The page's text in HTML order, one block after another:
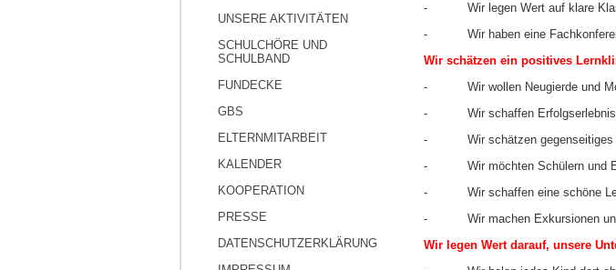
UNSERE AKTIVITÄTEN
SCHULCHÖRE UND
SCHULBAND
FUNDECKE
GBS
ELTERNMITARBEIT
KALENDER
KOOPERATION
PRESSE
DATENSCHUTZERKLÄRUNG
- Wir legen Wert auf klare
- Wir haben eine Fachkonferenz
Wir schätzen ein positives
- Wir wollen Neugierde und
- Wir schaffen
- Wir schätzen gegenseitiges
- Wir möchten Schülern und
- Wir schaffen eine schöne
- Wir machen Exkursionen
Wir legen Wert darauf, unsere